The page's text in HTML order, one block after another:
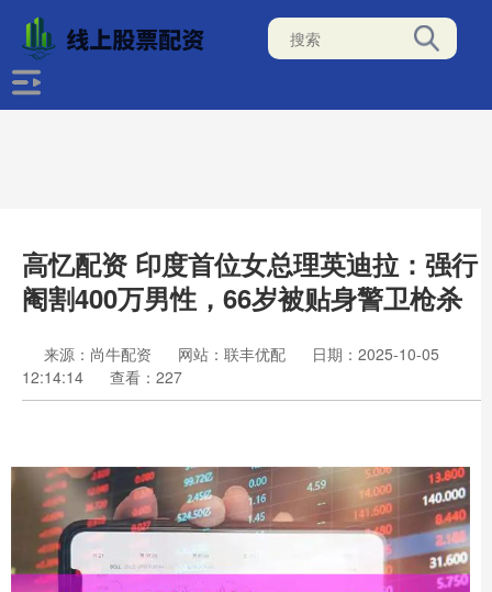
高忆配资 印度首位女总理英迪拉：强行
阉割400万男性，66岁被贴身警卫枪杀
来源：尚牛配资 网站：联丰优配
日期：2025-10-05
12:14:14
查看：227